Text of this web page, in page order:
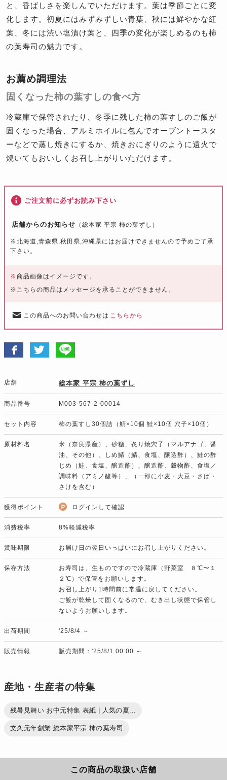
と、香ばしさを楽しんでいただけます。葉は季節ごとに変
化します。初夏にはみずみずしい青葉、秋には鮮やかな紅
葉、冬には渋い塩漬け葉と、四季の変化が楽しめるのも柿
の葉寿司の魅力です。
お薦め調理法
固くなった柿の葉すしの食べ方
冷蔵庫で保管されたり、冬季に残した柿の葉すしのご飯が
固くなった場合、アルミホイルに包んでオーブントースタ
ーなどで蒸し焼きにするか、焼きおにぎりのように遠火で
焼いてもおいしくお召し上がりいただけます。
ご注文前に必ずお読み下さい
店舗からのお知らせ （総本家 平宗 柿の葉ずし）
※北海道,青森県,秋田県,沖縄県にはお届けできませんので予めご了承
下さい。
※商品画像はイメージです。
※こちらの商品はメッセージを承ることができません。
この商品へのお問い合わせは こちらから
店舗 総本家 平宗 柿の葉ずし
商品番号 M003-567-2-00014
セット内容 柿の葉すし30個詰（鯖×10個 鮭×10個 穴子×10個）
原材料名
米（奈良県産）、砂糖、炙り焼穴子（マルアナゴ、醤
油、その他）、しめ鯖（鯖、食塩、醸造酢）、鮭の酢
じめ（鮭、食塩、醸造酢）、醸造酢、穀物酢、食塩／
調味料（アミノ酸等）、（一部に小麦・大豆・さば・
さけを含む）
獲得ポイント ログインして確認
消費税率 8%軽減税率
賞味期限 お届け日の翌日いっぱいにお召し上がりください。
保存方法
お寿司は、生ものですので冷蔵庫（野菜室 ８℃〜１
２℃）で保管をお願いします。
お召し上がり1時間前に常温に戻してください。
ご飯が乾燥して固くなるので、むき出し状態で保管し
ないようお願いします。
出荷期間 '25/8/4 ～
販売情報 販売期間：'25/8/1 00:00 ～
産地・生産者の特集
残暑見舞い お中元特集 表紙 | 人気の夏...
文久元年創業 総本家平宗 柿の葉寿司
この商品の取扱い店舗